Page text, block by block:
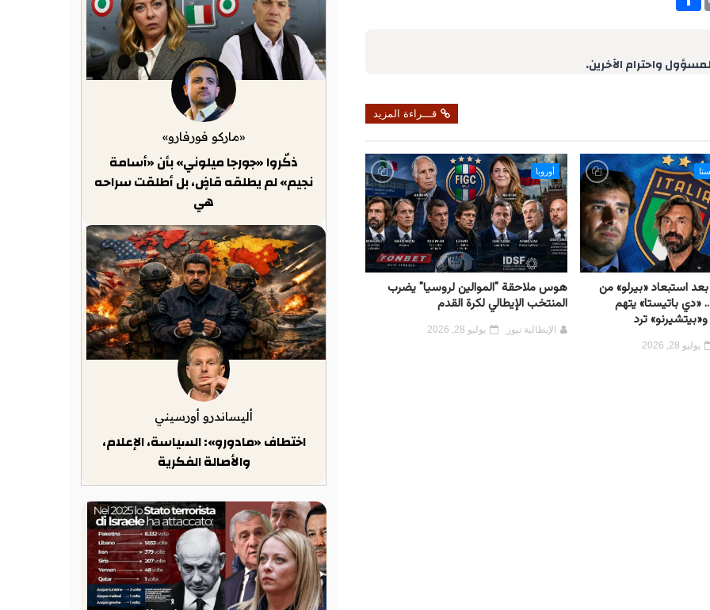
واحترام الآخرين.
قـــراءة المزيد
استبعاد «بيرلو» من
«دي باتيستا» يتهم
ترد
يوليو 28, 2026
أوروبا
هوس ملاحقة "الموالين لروسيا" يضرب
المنتخب الإيطالي لكرة القدم
الإيطالية نيوز يوليو 28, 2026
«ماركو فورفارو»
ذكّروا «جورجا ميلوني» بأن «أسامة
نجيم» لم يطلقه قاضٍ، بل أطلقت سراحه
هي
أليساندرو أورسيني
اختطاف «مادورو»: السياسة، الإعلام،
والأصالة الفكرية